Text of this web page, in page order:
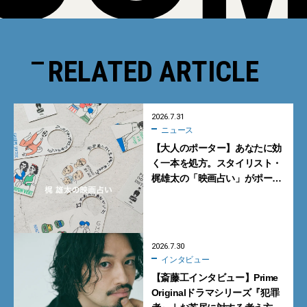
RELATED ARTICLE
2026.7.31
ニュース
【大人のポーター】あなたに効
く一本を処方。スタイリスト・
梶雄太の「映画占い」がポー
2026.7.30
インタビュー
【斎藤工インタビュー】Prime
Originalドラマシリーズ『犯罪